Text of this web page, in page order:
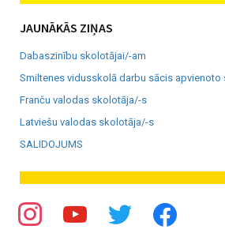
JAUNĀKĀS ZIŅAS
Dabaszinību skolotājai/-am
Smiltenes vidusskolā darbu sācis apvienoto
Franču valodas skolotāja/-s
Latviešu valodas skolotāja/-s
SALIDOJUMS